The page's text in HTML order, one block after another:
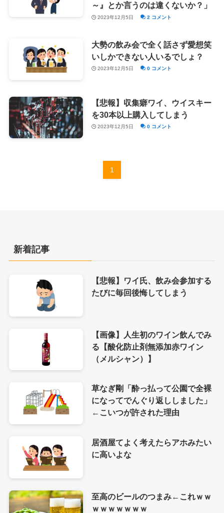
～』とか言うのは違くないか？」
2023年12月5日 2 コメント
大勢の飲み会で全く話さず愛想笑
いしかできない人いるでしょ？
2023年12月5日 0 コメント
【悲報】収集癖ワイ、ウイスキー
を30本以上購入してしまう
2023年12月5日 0 コメント
1
新着記事
【悲報】ワイ氏、飲み会参加する
たびに毎回後悔してしまう
【画像】人生初のワイン飲んでみ
る【酸化防止剤無添加赤ワイン
（メルシャン）】
草なぎ剛「酔っ払って公園で全裸
になってでんぐり返ししました」
←こいつが許された理由
居酒屋てよく考えたらアホみたい
に高いよな
至高のビールのつまみ←これｗｗ
ｗｗｗｗｗｗｗ